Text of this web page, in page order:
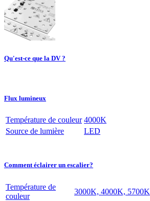
Qu'est-ce que la DV ?
Flux lumineux
Température de couleur 4000K
Source de lumière
LED
Comment éclairer un escalier?
Température de
couleur
3000K, 4000K, 5700K